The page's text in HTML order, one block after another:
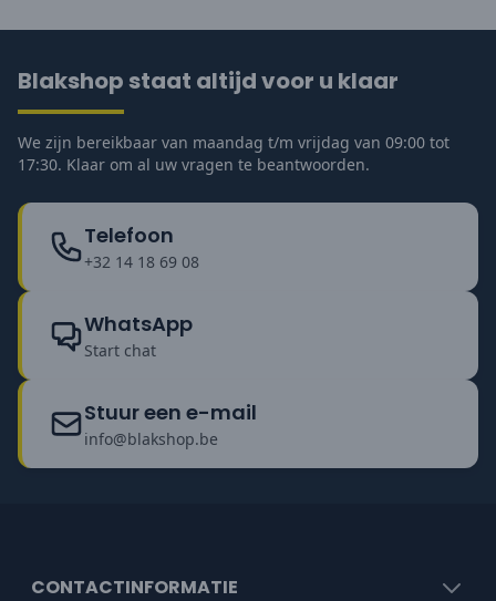
Blakshop staat altijd voor u klaar
We zijn bereikbaar van maandag t/m vrijdag van 09:00 tot
17:30. Klaar om al uw vragen te beantwoorden.
Telefoon
+32 14 18 69 08
WhatsApp
Start chat
Stuur een e-mail
info@blakshop.be
CONTACTINFORMATIE